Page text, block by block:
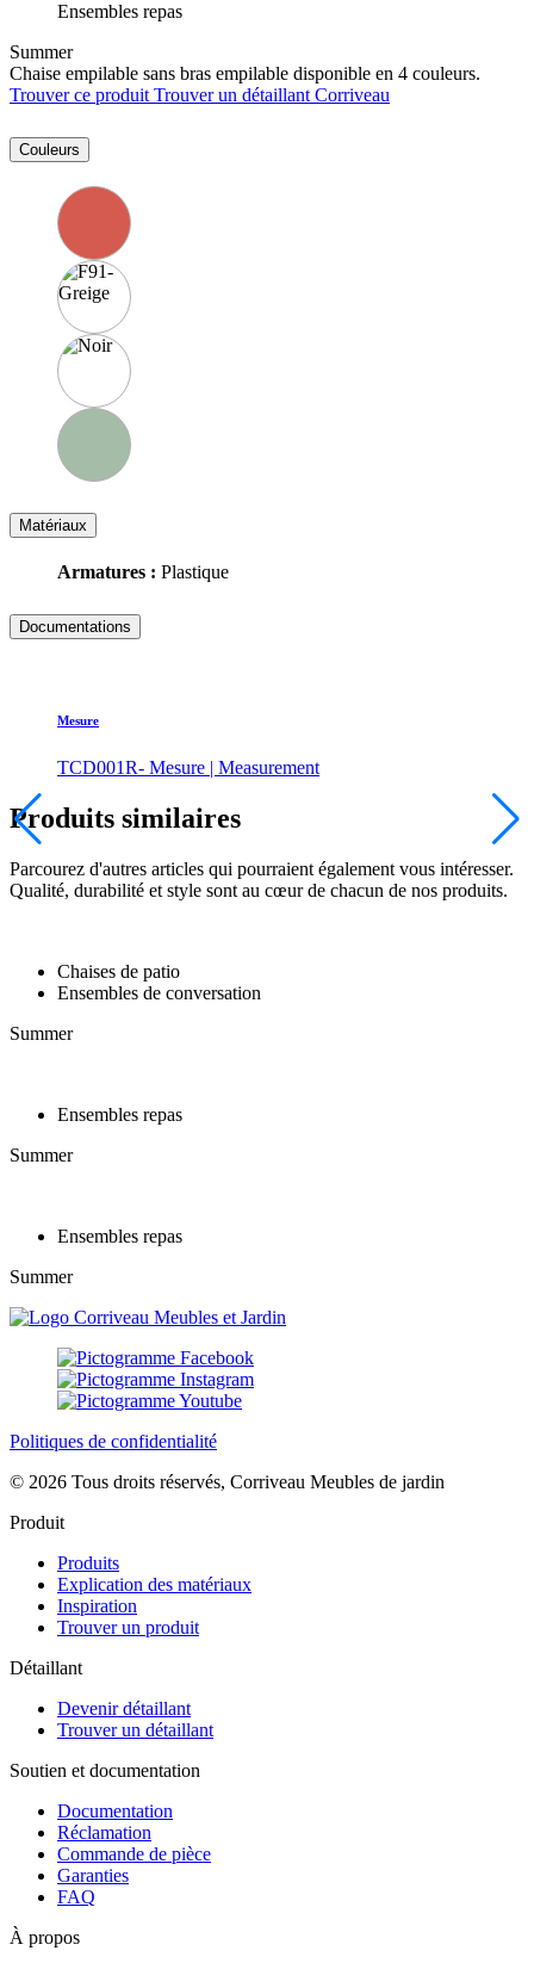
Ensembles repas
Summer
Chaise empilable sans bras empilable disponible en 4 couleurs.
Trouver ce produit Trouver un détaillant Corriveau
Couleurs
Matériaux
Armatures : Plastique
Documentations
Mesure
TCD001R- Mesure | Measurement
Produits similaires
Parcourez d'autres articles qui pourraient également vous intéresser.
Qualité, durabilité et style sont au cœur de chacun de nos produits.
Chaises de patio
Ensembles de conversation
Summer
Ensembles repas
Summer
Ensembles repas
Summer
Politiques de confidentialité
© 2026 Tous droits réservés, Corriveau Meubles de jardin
Produit
Produits
Explication des matériaux
Inspiration
Trouver un produit
Détaillant
Devenir détaillant
Trouver un détaillant
Soutien et documentation
Documentation
Réclamation
Commande de pièce
Garanties
FAQ
À propos